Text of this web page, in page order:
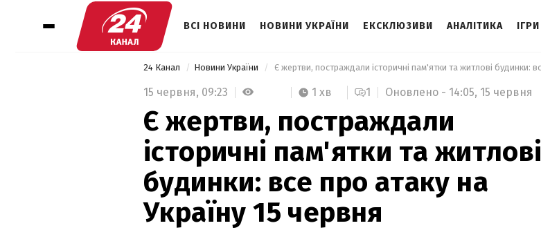
ВСІ НОВИНИ НОВИНИ УКРАЇНИ ЕКСКЛЮЗИВИ АНАЛІТИКА ІГРИ
24 Канал Новини України
15 червня, 09:23 1 хв 1 Оновлено - 14:05, 15 червня
Є жертви, постраждали
історичні пам'ятки та житлові
будинки: все про атаку на
Україну 15 червня